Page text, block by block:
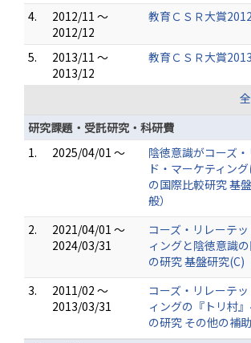
4.
2012/11 ～
2012/12
教育ＣＳＲ大賞
5.
2013/11 ～
2013/12
教育ＣＳＲ大賞
研究課題・受託研究・科研費
1.
2025/04/01 ～
陰徳意識がコーズ
ド・マーケティン
の国際比較研究 基
般）
2.
2021/04/01 ～
2024/03/31
コーズ・リレーテ
ィングと陰徳意識
の研究 基盤研究(C)
3.
2011/02 ～
2013/03/31
コーズ・リレーテ
ィングの『トリ村
の研究 その他の補